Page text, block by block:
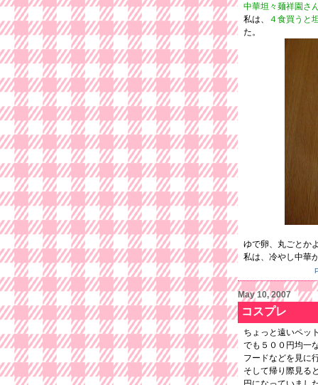
中華坦々麺祥園さ
私は、
４食買うと
た。
ゆで卵、丸ごとか
私は、冷やし中華
May 10, 2007
コスプレ
ちょっと遠いペッ
でも５００円均一
フードなどを見に
そして帰り際見る